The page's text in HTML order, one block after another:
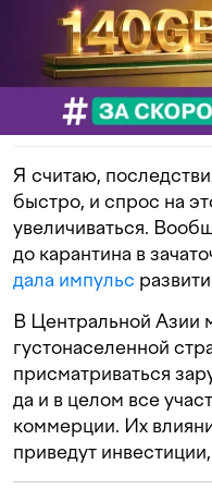
Я считаю,
быстро, и спрос на
увеличиваться.
до карантина в
дала импульс
В Центральной Азии
густонаселенной
присматриваться
да и в целом все
коммерции. Их
приведут